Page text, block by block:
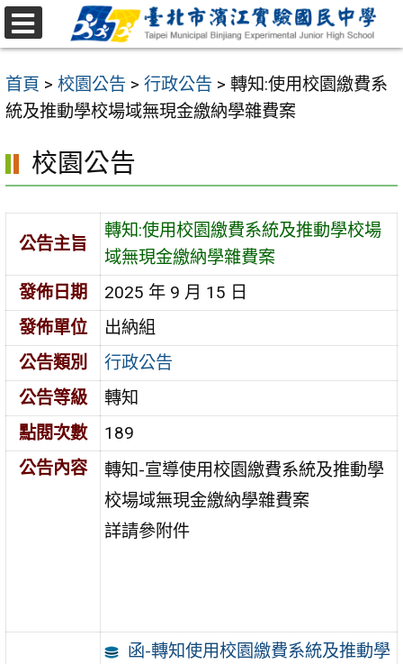
跳
至
要
內
區
首頁 > 校園公告 > 行政公告 > 轉知:使用校園繳費系
統及推動學校場域無現金繳納學雜費案
校園公告
公告主旨
轉知:使用校園繳費系統及推動學校場
域無現金繳納學雜費案
發佈日期
2025 年 9 月 15 日
發佈單位
出納組
公告類別
行政公告
公告等級
轉知
點閱次數
189
公告內容
轉知-宣導使用校園繳費系統及推動學
校場域無現金繳納學雜費案
詳請參附件
函-轉知使用校園繳費系統及推動學
選
單